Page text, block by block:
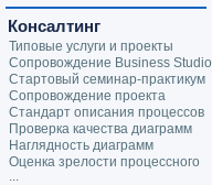
Консалтинг
Типовые услуги и проекты
Сопровождение Business Studio
Стартовый семинар-практикум
Сопровождение проекта
Стандарт описания процессов
Проверка качества диаграмм
Наглядность диаграмм
Оценка зрелости процессного
...